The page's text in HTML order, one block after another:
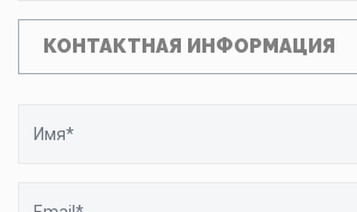
КОНТАКТНАЯ ИНФОРМАЦИЯ